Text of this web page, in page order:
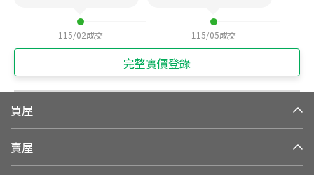
115/02成交 115/05成交
完整實價登錄
買屋
賣屋